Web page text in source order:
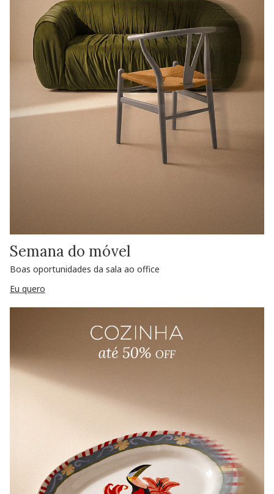
Semana do móvel
Boas oportunidades da sala ao office
Eu quero